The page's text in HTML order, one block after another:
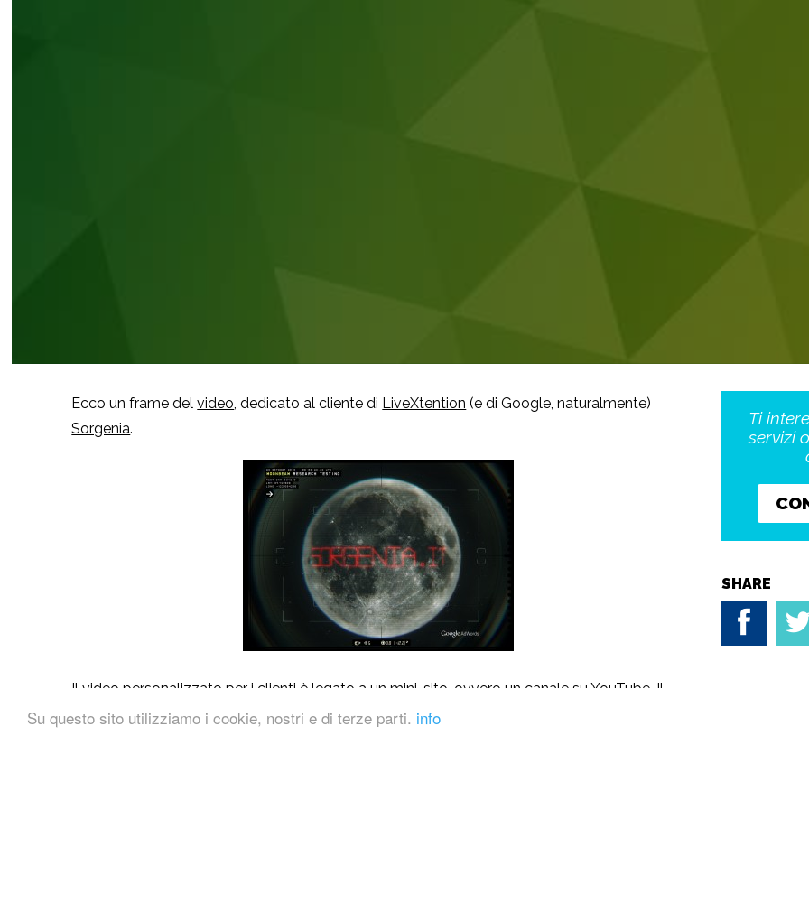
Su questo sito utilizziamo i cookie, nostri e di terze parti. info
Ecco un frame delvideo, dedicato al cliente di LiveXtention (e di Google, naturalmente)
Sorgenia.
Il video personalizzato per i clienti è legato a un mini-sito, ovvero un canale su YouTube . Il
canale ripercorre la storia e i successi di AdWords attraverso le storie, in video, dei suoi clienti
Ti
servizi
SHARE